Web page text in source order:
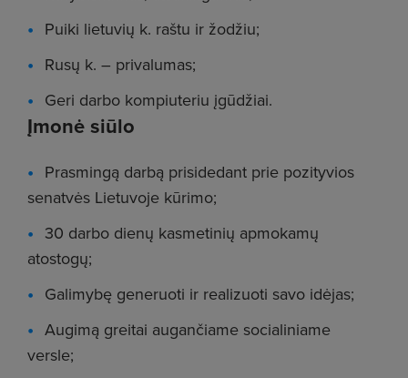
Puiki lietuvių k. raštu ir žodžiu;
Rusų k. – privalumas;
Geri darbo kompiuteriu įgūdžiai.
Įmonė siūlo
Prasmingą darbą prisidedant prie pozityvios
senatvės Lietuvoje kūrimo;
30 darbo dienų kasmetinių apmokamų
atostogų;
Galimybę generuoti ir realizuoti savo idėjas;
Augimą greitai augančiame socialiniame
versle;